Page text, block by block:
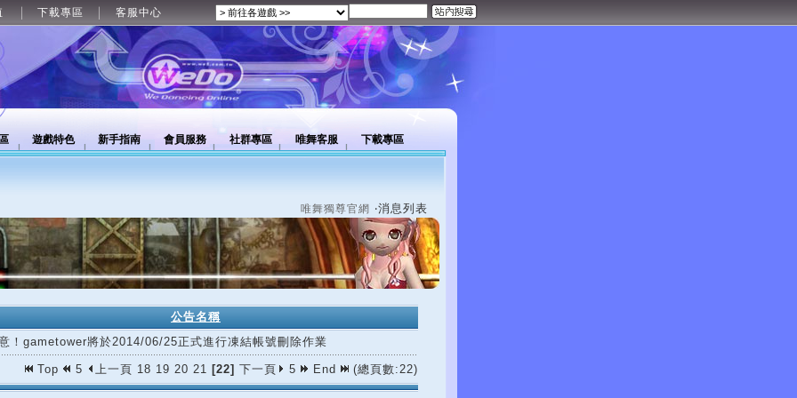
下載專區 客服中心
遊戲特色 新手指南 會員服務 社群專區 唯舞客服 下載專區
唯舞獨尊官網 ‧消息列表
公告名稱
！gametower將於2014/06/25正式進行凍結帳號刪除作業
Top 5 上一頁 18 19 20 21 [22] 下一頁 5 End (總頁數:22)